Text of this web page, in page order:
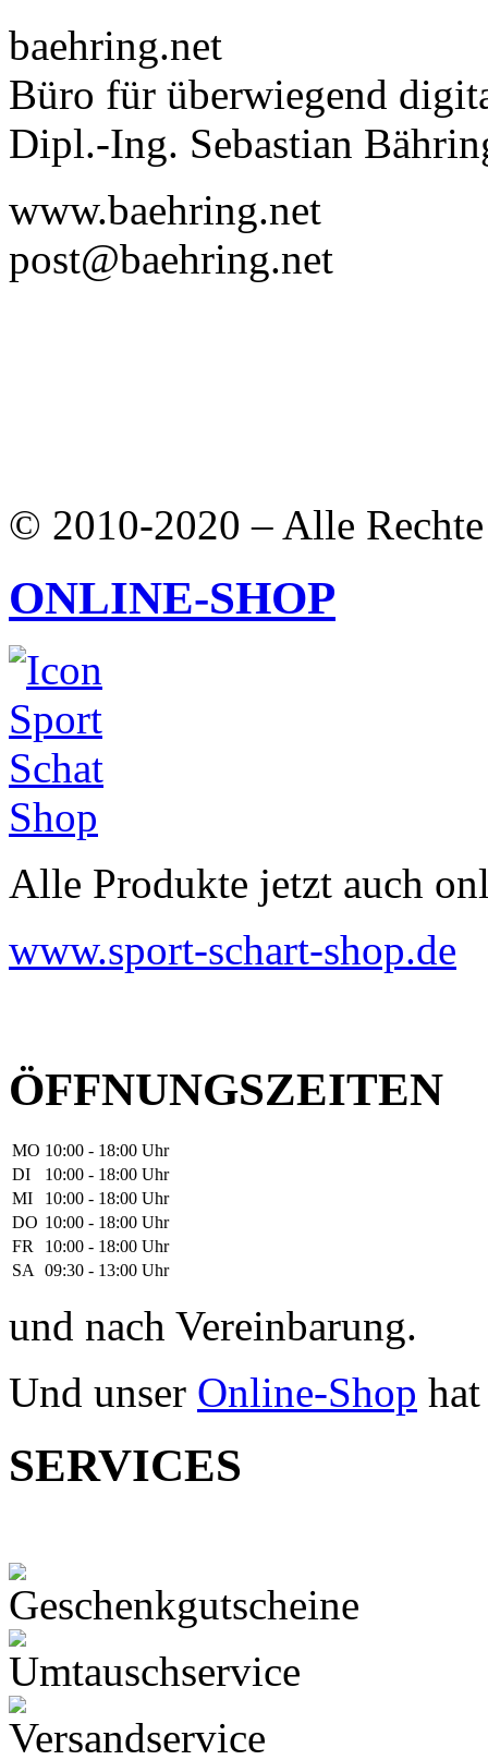
baehring.net
Büro für überwiegend
Dipl.-Ing. Sebastian
www.baehring.net
post@baehring.net
© 2010-2020 – Alle
ONLINE-SHOP
Alle Produkte jetzt auch
www.sport-schart-shop.de
ÖFFNUNGSZEITEN
MO 10:00 - 18:00 Uhr
DI
10:00 - 18:00 Uhr
MI
10:00 - 18:00 Uhr
DO 10:00 - 18:00 Uhr
FR
10:00 - 18:00 Uhr
SA
09:30 - 13:00 Uhr
und nach Vereinbarung.
Und unser Online-Shop
SERVICES